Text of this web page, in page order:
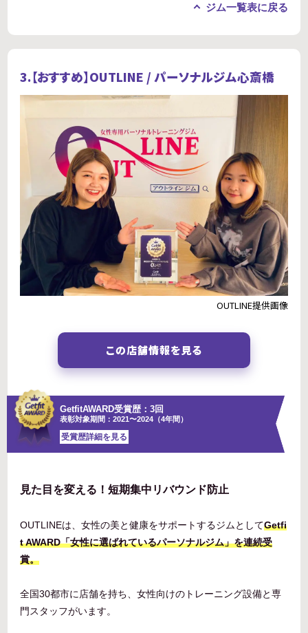
ジム一覧表に戻る
3.【おすすめ】OUTLINE / パーソナルジム心斎橋
OUTLINE提供画像
この店舗情報を見る
GetfitAWARD受賞歴：3回
表彰対象期間：2021〜2024（4年間）
受賞歴詳細を見る
見た目を変える！短期集中リバウンド防止
OUTLINEは、女性の美と健康をサポートするジムとしてGetfi
t AWARD「女性に選ばれているパーソナルジム」を連続受
賞。
全国30都市に店舗を持ち、女性向けのトレーニング設備と専
門スタッフがいます。